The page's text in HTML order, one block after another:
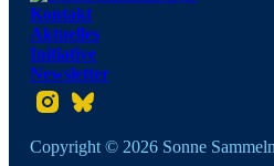
Kontakt
Aktuelles
Initiative
Newsletter
Folgt uns auf Instagram
Folgt uns auf Twitter
Copyright © 2026 Sonne Sammeln